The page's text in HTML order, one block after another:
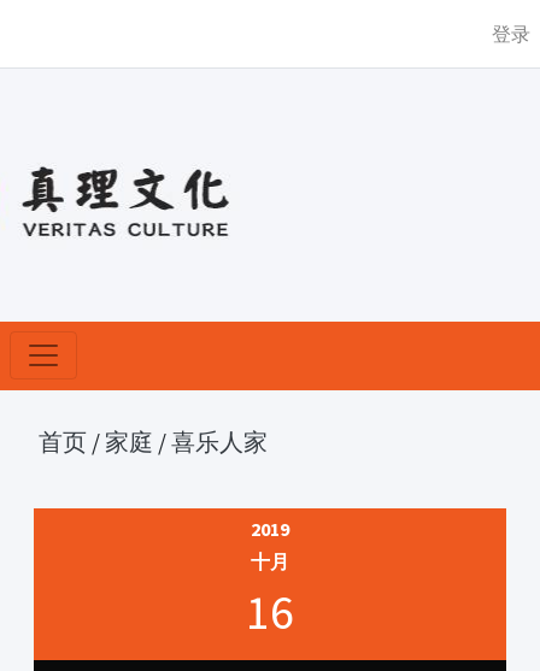
登录
首页 / 家庭 /喜乐人家
2019
十月
16